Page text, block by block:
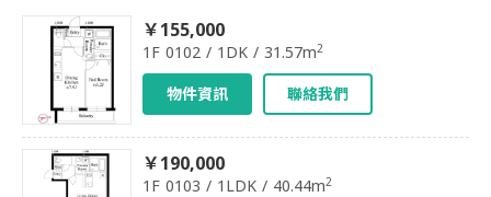
￥155,000
1F 0102 / 1DK / 31.57m2
物件資訊 聯絡我們
￥190,000
1F 0103 / 1LDK / 40.44m2